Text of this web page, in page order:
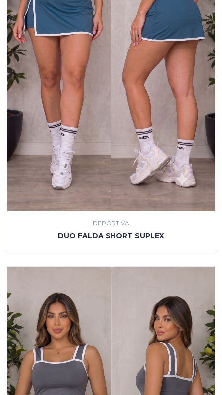
DEPORTIVA
DUO FALDA SHORT SUPLEX
VER PRODUCTO